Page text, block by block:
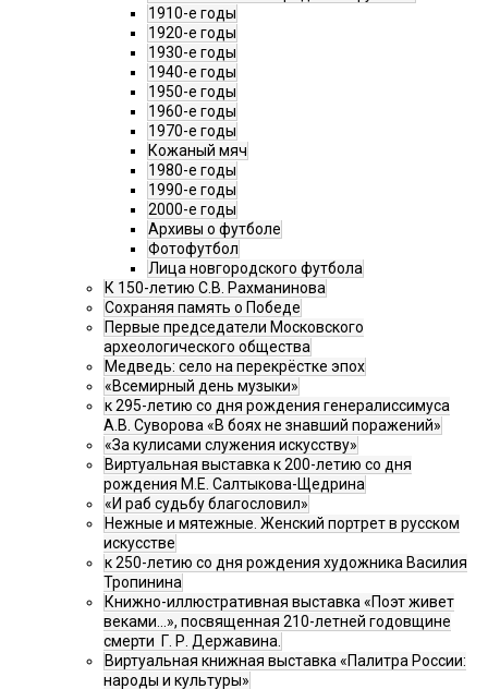
1910-е годы
1920-е годы
1930-е годы
1940-е годы
1950-е годы
1960-е годы
1970-е годы
Кожаный мяч
1980-е годы
1990-е годы
2000-е годы
Архивы о футболе
Фотофутбол
Лица новгородского футбола
К 150-летию С.В. Рахманинова
Сохраняя память о Победе
Первые председатели Московского
археологического общества
Медведь: село на перекрёстке эпох
«Всемирный день музыки»
к 295-летию со дня рождения генералиссимуса
А.В. Суворова «В боях не знавший поражений»
«За кулисами служения искусству»
Виртуальная выставка к 200-летию со дня
рождения М.Е. Салтыкова-Щедрина
«И раб судьбу благословил»
Нежные и мятежные. Женский портрет в русском
искусстве
к 250-летию со дня рождения художника Василия
Тропинина
Книжно-иллюстративная выставка «Поэт живет
веками…», посвященная 210-летней годовщине
смерти Г. Р. Державина.
Виртуальная книжная выставка «Палитра России:
народы и культуры»